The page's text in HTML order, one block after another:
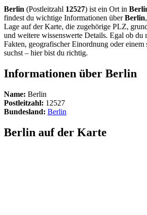
Berlin (Postleitzahl 12527) ist ein Ort in
findest du wichtige Informationen überBerlin
Lage auf der Karte, die zugehörige PLZ,
und weitere wissenswerte Details. Egal ob du
Fakten, geografischer Einordnung oder
suchst – hier bist du richtig.
Informationen über Berlin
Name: Berlin
Postleitzahl: 12527
Bundesland: Berlin
Berlin auf der Karte